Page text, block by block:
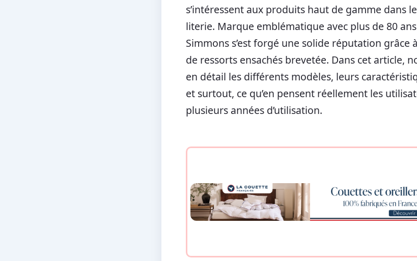
s’intéressent aux produits haut de gamme dans
literie. Marque emblématique avec plus de 80 ans
Simmons s’est forgé une solide réputation grâce
de ressorts ensachés brevetée. Dans cet article,
en détail les différents modèles, leurs
et surtout, ce qu’en pensent réellement les
plusieurs années d’utilisation.